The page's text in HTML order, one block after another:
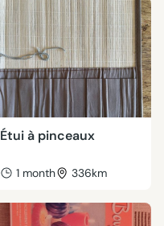
Étui à pinceaux
1 month 336km